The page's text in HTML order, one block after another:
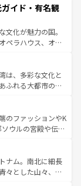
で異なる魅力を楽
じることができ
旅も、アメリカ
。
地といえばオアフ
やカウアイ島が
はじめ、豊かな
ピリット」と呼ば
ンミュージッ
ハワイの魅力を彩
が待っているハ
イド・有名観
文化が魅力の国。
ペラハウス、オー
（エアーズロッ
ンズの熱帯雨林な
やワイン、オージ
ーフィンやダイ
きにはたまらな
に味わいつくそ
は、多彩な文化と
ふれる大都市の台
ど、都市の喧騒
人に新しい発見と
台湾の食文化も魅
ティ豊かな料理
コンテンツ一覧を参
のファッションやK
ウルの宮殿や伝統
を楽しむことが
ストリートフード
。夜には、韓国な
ナム。南北に細長
々とした山々、世